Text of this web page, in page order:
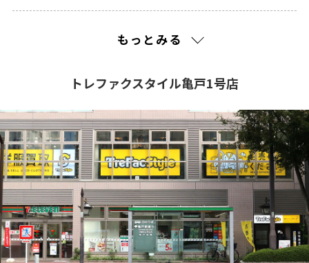
2020(210)
2019(195)
2018(195)
もっとみる
トレファクスタイル亀戸1号店